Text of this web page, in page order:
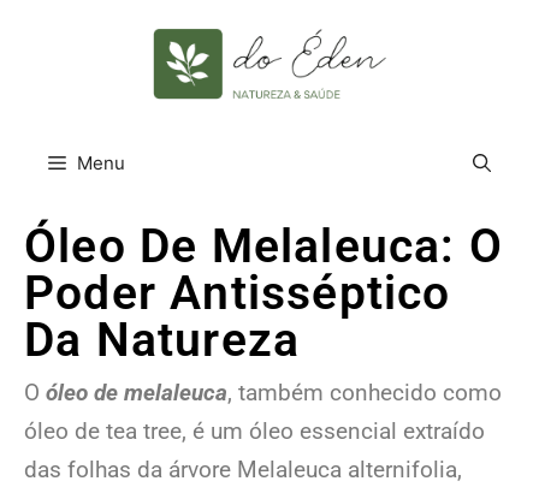
Menu
Óleo De Melaleuca: O
Poder Antisséptico
Da Natureza
O óleo de melaleuca, também conhecido como
óleo de tea tree, é um óleo essencial extraído
das folhas da árvore Melaleuca alternifolia,